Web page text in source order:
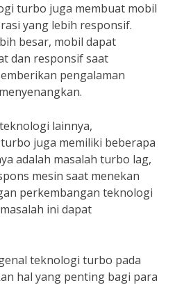
turbo juga membuat mobil
yang lebih responsif.
besar, mobil dapat
dan responsif saat
pengalaman
lainnya,
juga memiliki beberapa
adalah masalah turbo lag,
mesin saat menekan
perkembangan teknologi
ini dapat
teknologi turbo pada
hal yang penting bagi para